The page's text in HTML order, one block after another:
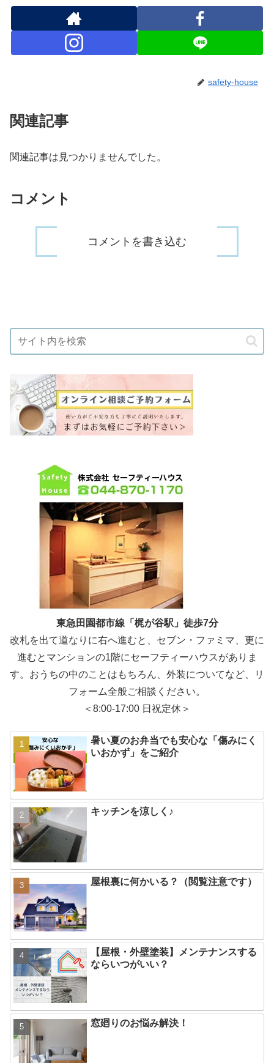
safety-house
関連記事
関連記事は見つかりませんでした。
コメント
コメントを書き込む
東急田園都市線「梶が谷駅」徒歩7分
改札を出て道なりに右へ進むと、セブン・ファミマ、更に
進むとマンションの1階にセーフティーハウスがありま
す。おうちの中のことはもちろん、外装についてなど、リ
フォーム全般ご相談ください。
＜8:00-17:00 日祝定休＞
暑い夏のお弁当でも安心な「傷みにく
いおかず」をご紹介
キッチンを涼しく♪
屋根裏に何かいる？（閲覧注意です）
【屋根・外壁塗装】メンテナンスする
ならいつがいい？
窓廻りのお悩み解決！